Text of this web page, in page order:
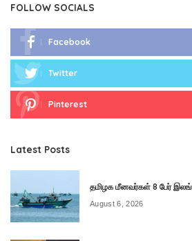
FOLLOW SOCIALS
Facebook
Twitter
Pinterest
Latest Posts
தமிழக மீனவர்கள் 8 பேர்
August 6, 2026